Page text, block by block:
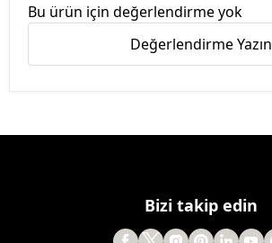
Bu ürün için değerlendirme yok
Değerlendirme Yazın
Bizi takip edin